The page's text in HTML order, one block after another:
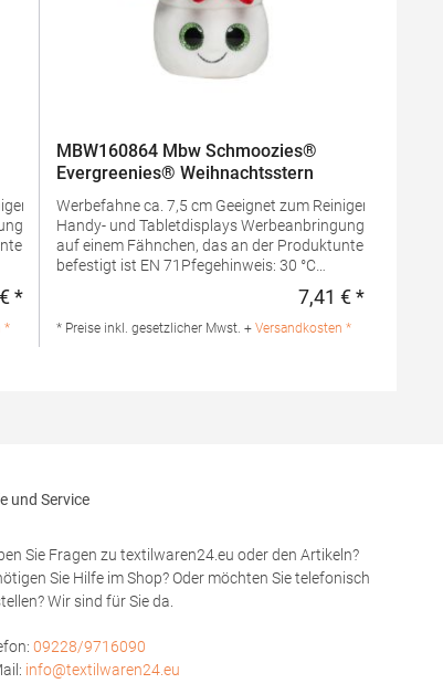
Regulärer Preis:
*
*
MBW160864 Mbw Schmoozies®
Evergreenies® Weihnachtsstern
Werbefahne ca. 7,5 cm Geeignet zum Reinigen von
Handy- und Tabletdisplays Werbeanbringung erfolgt
auf einem Fähnchen, das an der Produktunterseite
befestigt ist EN 71Pfegehinweis: 30 °C
Produktsicherheit: Herstellernummer:MBW160864mbw
Vertriebsges. mbH, Westerfeld 3, 24997 Wanderup,
Regulärer
7,41 € *
* Preise inkl. gesetzlicher Mwst. + Versandkosten *
und Service
Sie Fragen zu textilwaren24.eu oder den Artikeln?
Sie Hilfe im Shop? Oder möchten Sie telefonisch
Wir sind für Sie da.
09228/9716090
info@textilwaren24.eu